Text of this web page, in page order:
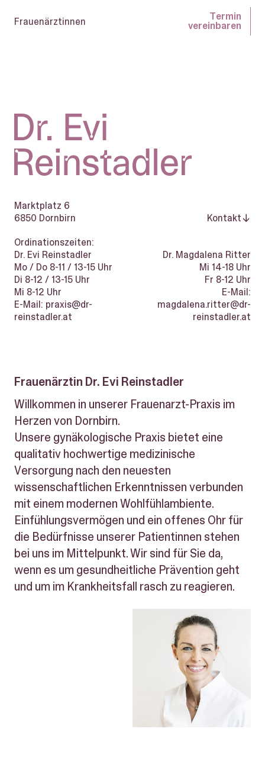
Frauenärztinnen Termin
vereinbaren
Termin
vereinbaren
Marktplatz 6
6850 Dornbirn
Kontakt
Ordinationszeiten:
Dr. Evi Reinstadler
Mo / Do 8-11 / 13-15 Uhr
Di 8-12 / 13-15 Uhr
Mi 8-12 Uhr
E-Mail: praxis@dr-
reinstadler.at
Dr. Magdalena Ritter
Mi 14-18 Uhr
Fr 8-12 Uhr
E-Mail:
magdalena.ritter@dr-
reinstadler.at
Frauenärztin Dr. Evi Reinstadler
Willkommen in unserer Frauenarzt-Praxis im
Herzen von Dornbirn.
Unsere gynäkologische Praxis bietet eine
qualitativ hochwertige medizinische
Versorgung nach den neuesten
wissenschaftlichen Erkenntnissen verbunden
mit einem modernen Wohlfühlambiente.
Einfühlungsvermögen und ein offenes Ohr für
die Bedürfnisse unserer Patientinnen stehen
bei uns im Mittelpunkt. Wir sind für Sie da,
wenn es um gesundheitliche Prävention geht
und um im Krankheitsfall rasch zu reagieren.